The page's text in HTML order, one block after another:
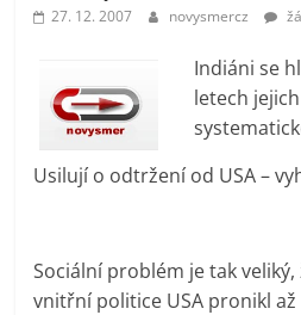
prospívá?
27. 12. 2007 novysmercz
Indiáni se
letech
Usilují o odtržení od USA –
Sociální problém je tak
vnitřní politice USA pronikl až